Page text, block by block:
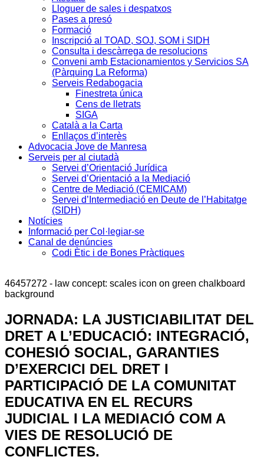
Lloguer de sales i despatxos
Pases a presó
Formació
Inscripció al TOAD, SOJ, SOM i SIDH
Consulta i descàrrega de resolucions
Conveni amb Estacionamientos y Servicios SA
(Pàrquing La Reforma)
Serveis Redabogacia
Finestreta única
Cens de lletrats
SIGA
Català a la Carta
Enllaços d’interès
Advocacia Jove de Manresa
Serveis per al ciutadà
Servei d’Orientació Jurídica
Servei d’Orientació a la Mediació
Centre de Mediació (CEMICAM)
Servei d’Intermediació en Deute de l’Habitatge
(SIDH)
Notícies
Informació per Col·legiar-se
Canal de denúncies
Codi Ètic i de Bones Pràctiques
46457272 - law concept: scales icon on green chalkboard
background
JORNADA: LA JUSTICIABILITAT DEL
DRET A L’EDUCACIÓ: INTEGRACIÓ,
COHESIÓ SOCIAL, GARANTIES
D’EXERCICI DEL DRET I
PARTICIPACIÓ DE LA COMUNITAT
EDUCATIVA EN EL RECURS
JUDICIAL I LA MEDIACIÓ COM A
VIES DE RESOLUCIÓ DE
CONFLICTES.